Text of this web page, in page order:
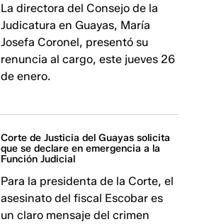
La directora del Consejo de la
Judicatura en Guayas, María
Josefa Coronel, presentó su
renuncia al cargo, este jueves 26
de enero.
Corte de Justicia del Guayas solicita
que se declare en emergencia a la
Función Judicial
Para la presidenta de la Corte, el
asesinato del fiscal Escobar es
un claro mensaje del crimen